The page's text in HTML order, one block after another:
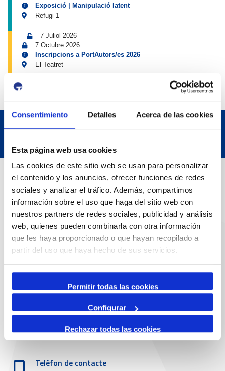
Consentimiento Detalles Acerca de las cookies
Esta página web usa cookies
Las cookies de este sitio web se usan para personalizar
el contenido y los anuncios, ofrecer funciones de redes
sociales y analizar el tráfico. Además, compartimos
información sobre el uso que haga del sitio web con
nuestros partners de redes sociales, publicidad y análisis
web, quienes pueden combinarla con otra información
que les haya proporcionado o que hayan recopilado a
partir del uso que haya hecho de sus servicios.
Permitir todas las cookies
Configurar
Rechazar todas las cookies
Exposició | Manipulació latent
Refugi 1
7 Juliol 2026
7 Octubre 2026
Inscripcions a PortAutors/es 2026
El Teatret
Dades de Contacte
Adreça
Passeig de l'Escullera s/n, 43004 Tarragona
Telèfon de contacte
Emergències
Servei d'atenció al client
Telèfon de contacte